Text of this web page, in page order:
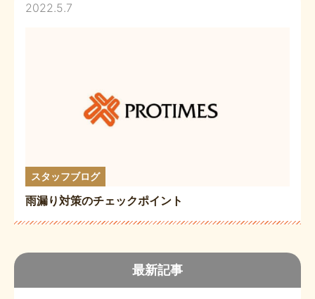
最新記事
2022.5.7
スタッフブログ
雨漏り対策のチェックポイント